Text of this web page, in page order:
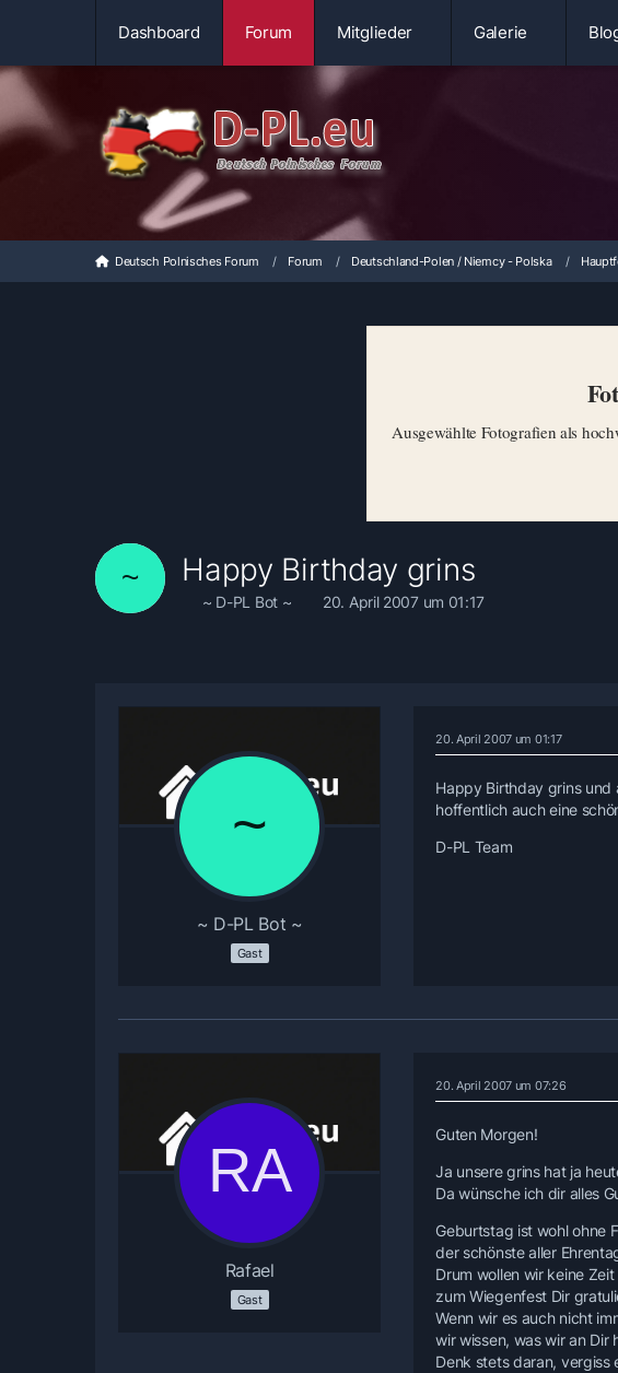
Dashboard Forum Mitglieder Galerie
Deutsch Polnisches Forum Forum Deutschland-Polen / Niemcy - Polska
Ausgewählte Fotografien als
Happy Birthday grins
~ D-PL Bot ~ 20. April 2007 um 01:17
~ D-PL Bot ~
Gast
20. April 2007 um 01:17
Happy Birthday grins und
hoffentlich auch eine
D-PL Team
Rafael
Gast
20. April 2007 um 07:26
Guten Morgen!
Ja unsere grins hat ja
Da wünsche ich dir alles
Geburtstag ist wohl ohne
der schönste aller
Drum wollen wir keine Zeit
zum Wiegenfest Dir
Wenn wir es auch nicht
wir wissen, was wir an Dir
Denk stets daran, vergiss